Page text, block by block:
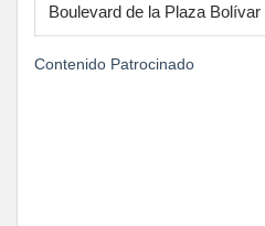
Boulevard de la Plaza
Contenido Patrocinado